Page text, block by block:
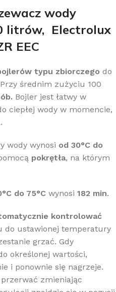
wody
litrów, Electrolux
EEC
typu zbiorczego do
średnim zużyciu 100
ób. Bojler jest łatwy w
ciepłej wody w momencie,
wody wynosi od 30°C do
pokrętła, na którym
do 75°C wynosi 182 min.
kontrolować
do ustawionej temperatury
grzać. Gdy
określonej wartości,
i ponownie się nagrzeje.
zmieniając